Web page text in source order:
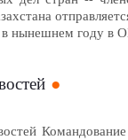
нынешнем году